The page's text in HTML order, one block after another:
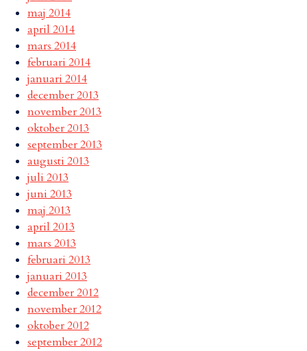
maj 2014
april 2014
mars 2014
februari 2014
januari 2014
december 2013
november 2013
oktober 2013
september 2013
augusti 2013
juli 2013
juni 2013
maj 2013
april 2013
mars 2013
februari 2013
januari 2013
december 2012
november 2012
oktober 2012
september 2012